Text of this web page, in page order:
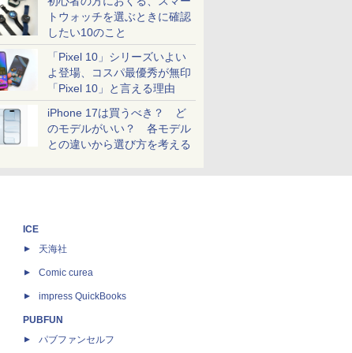
トウォッチを選ぶときに確認
したい10のこと
「Pixel 10」シリーズいよい
よ登場、コスパ最優秀が無印
「Pixel 10」と言える理由
iPhone 17は買うべき？ ど
のモデルがいい？ 各モデル
との違いから選び方を考える
ICE
天海社
Comic curea
impress QuickBooks
PUBFUN
パブファンセルフ